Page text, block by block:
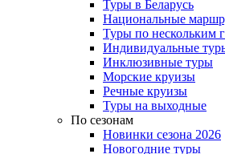
Туры в Беларусь
Национальные
Туры по нескольким
Индивидуальные
Инклюзивные туры
Морские круизы
Речные круизы
Туры на выходные
По сезонам
Новинки сезона 2026
Новогодние туры